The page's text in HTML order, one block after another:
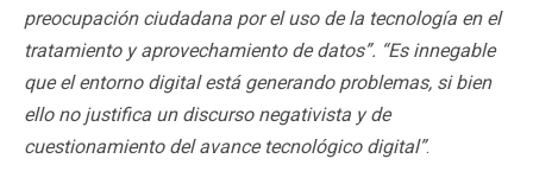
preocupación ciudadana por el uso de la tecnología en el
tratamiento y aprovechamiento de datos”. “Es innegable
que el entorno digital está generando problemas, si bien
ello no justifica un discurso negativista y de
cuestionamiento del avance tecnológico digital”.